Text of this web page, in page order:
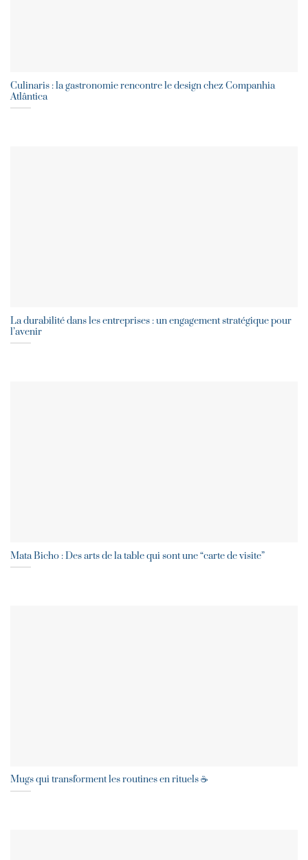
Culinaris : la gastronomie rencontre le design chez Companhia
Atlântica
La durabilité dans les entreprises : un engagement stratégique pour
l’avenir
Mata Bicho : Des arts de la table qui sont une “carte de visite”
Mugs qui transforment les routines en rituels ☕